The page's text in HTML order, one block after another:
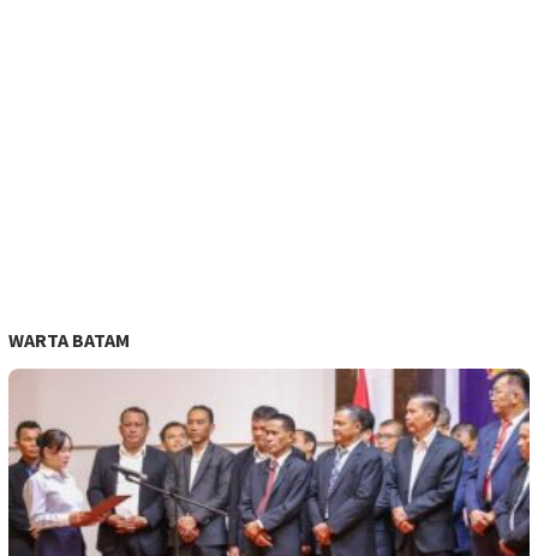
WARTA BATAM